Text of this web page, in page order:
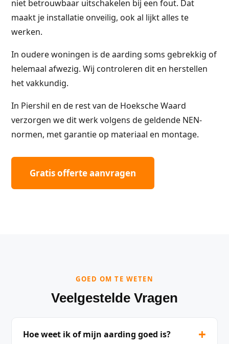
niet betrouwbaar uitschakelen bij een fout. Dat
maakt je installatie onveilig, ook al lijkt alles te
werken.
In oudere woningen is de aarding soms gebrekkig of
helemaal afwezig. Wij controleren dit en herstellen
het vakkundig.
In Piershil en de rest van de Hoeksche Waard
verzorgen we dit werk volgens de geldende NEN-
normen, met garantie op materiaal en montage.
Gratis offerte aanvragen
GOED OM TE WETEN
Veelgestelde Vragen
Hoe weet ik of mijn aarding goed is? +